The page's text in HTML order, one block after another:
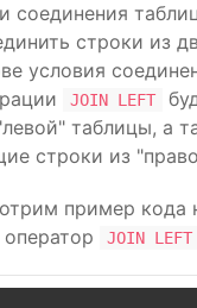
соединения
строки из
условия
JOIN LEFT
таблицы, а
строки из
пример кода
JOIN LEFT